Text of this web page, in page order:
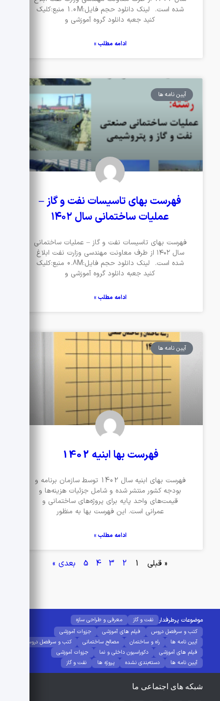
شده است. لینک دانلود حجم فایل:1.0M منبع:کلیک
کنید جعبه دانلود گروه آموزشی و
ادامه مطلب »
آیین نامه ها
فهرست بهای تاسیسات نفت و گاز –
عملیات ساختمانی سال ۱۴۰۲
فهرست بهای تاسیسات نفت و گاز – عملیات ساختمانی
سال ۱۴۰۲ از طرف معاونت مهندسی وزارت نفت ابلاغ
شده است. لینک دانلود حجم فایل:0.8M منبع:کلیک
کنید جعبه دانلود گروه آموزشی و
ادامه مطلب »
آیین نامه ها
فهرست بها ابنیه 1402
فهرست بهای ابنیه سال 1402 توسط سازمان برنامه و
بودجه کشور منتشر شده و شامل جزئیات هزینه‌ها و
قیمت‌های واحد پایه برای پروژه‌های ساختمانی و
عمرانی است. این فهرست بها به منظور
ادامه مطلب »
« قبلی بعدی »
موضوعات پرطرفدار نفت و گاز
معرفی و طراحی سازه
کتب و سرفصل دروس
فیلم های آموزشی
جزوات آموزشی
آیین نامه ها
راه و ساختمان مصالح ساختمانی
کتب و سرفصل دروس
فیلم های آموزشی
دکوراسیون داخلی و نما
جزوات آموزشی
آیین نامه ها
دسته‌بندی نشده پروژه ها نفت و گاز
شبکه های اجتماعی ما